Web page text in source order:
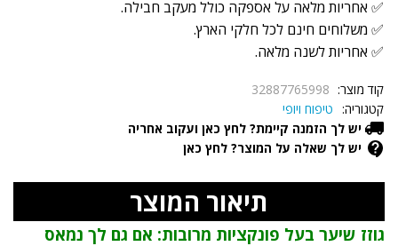
✅ אחריות מלאה על אספקה כולל מעקב חבילה.
✅ משלוחים חינם לכל חלקי הארץ.
✅ אחריות לשנה מלאה.
קוד מוצר: 32887765998
קטגוריה: טיפוח ויופי
יש לך הזמנה קיימת? לחץ כאן ועקוב אחריה
יש לך שאלה על המוצר? לחץ כאן
תיאור המוצר
גוזז שיער בעל פונקציות מרובות: אם גם לך נמאס